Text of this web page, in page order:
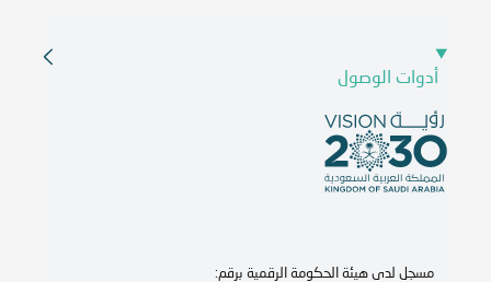
أدوات الوصول
مسجل لدى هيئة الحكومة الرقمية برقم: